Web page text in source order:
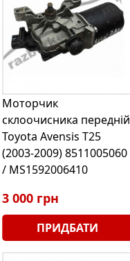
Моторчик
склоочисника передній
Toyota Avensis T25
(2003-2009) 8511005060
/ MS1592006410
3 000 грн
ПРИДБАТИ